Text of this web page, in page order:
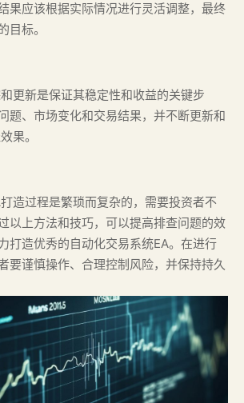
果应该根据实际情况进行灵活调整，最终
目标。
更新是保证其稳定性和收益的关键步
题、市场变化和交易结果，并不断更新和
果。
造过程是繁琐而复杂的，需要投资者不
以上方法和技巧，可以提高排查问题的效
打造优秀的自动化交易系统EA。在进行
要谨慎操作、合理控制风险，并保持持久